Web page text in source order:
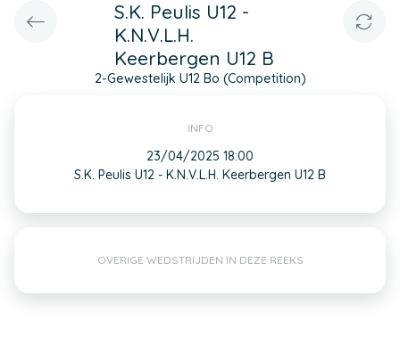
S.K. Peulis U12 -
K.N.V.L.H.
Keerbergen U12 B
2-Gewestelijk U12 Bo (Competition)
INFO
23/04/2025 18:00
S.K. Peulis U12 - K.N.V.L.H. Keerbergen U12 B
OVERIGE WEDSTRIJDEN IN DEZE REEKS